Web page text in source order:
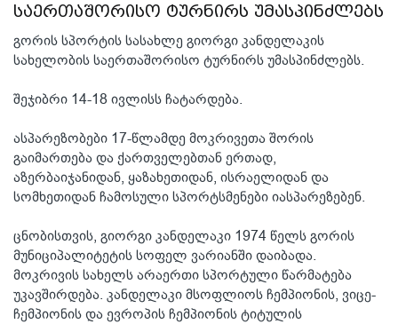
საერთაშორისო ტურნირს უმასპინძლებს
გორის სპორტის სასახლე გიორგი კანდელაკის
სახელობის საერთაშორისო ტურნირს უმასპინძლებს.
შეჯიბრი 14-18 ივლისს ჩატარდება.
ასპარეზობები 17-წლამდე მოკრივეთა შორის
გაიმართება და ქართველებთან ერთად,
აზერბაიჯანიდან, ყაზახეთიდან, ისრაელიდან და
სომხეთიდან ჩამოსული სპორტსმენები იასპარეზებენ.
ცნობისთვის, გიორგი კანდელაკი 1974 წელს გორის
მუნიციპალიტეტის სოფელ ვარიანში დაიბადა.
მოკრივის სახელს არაერთი სპორტული წარმატება
უკავშირდება. კანდელაკი მსოფლიოს ჩემპიონის, ვიცე-
ჩემპიონის და ევროპის ჩემპიონის ტიტულის